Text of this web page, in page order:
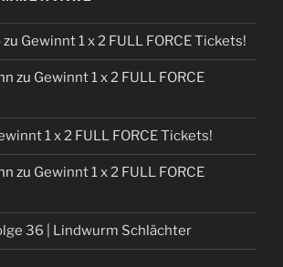
zu Gewinnt 1 x 2 FULL FORCE Tickets!
zu Gewinnt 1 x 2 FULL FORCE
1 x 2 FULL FORCE Tickets!
zu Gewinnt 1 x 2 FULL FORCE
36 | Lindwurm Schlächter